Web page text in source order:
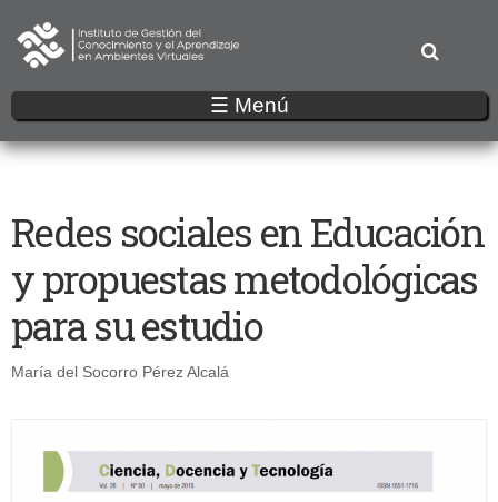
al
contenido
principal
☰ Menú
Redes sociales en Educación
y propuestas metodológicas
para su estudio
María del Socorro Pérez Alcalá